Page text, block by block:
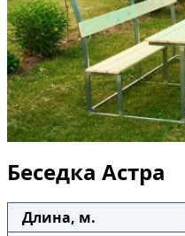
Беседка Астра
Длина, м.